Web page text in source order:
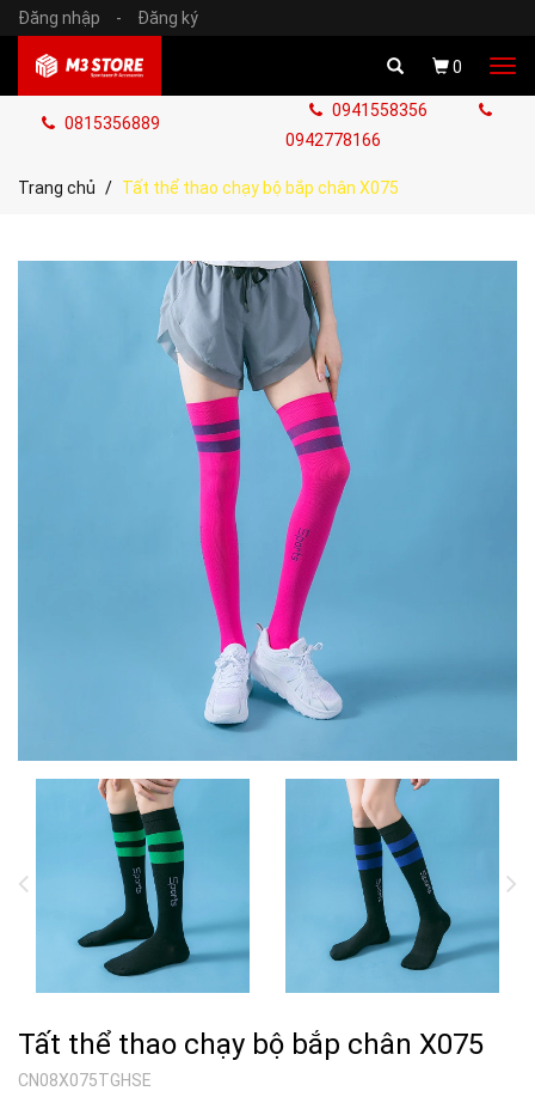
Đăng nhập - Đăng ký
0
0815356889
0941558356
0942778166
Trang chủ Tất thể thao chạy bộ bắp chân X075
Tất thể thao chạy bộ bắp chân X075
CN08X075TGHSE